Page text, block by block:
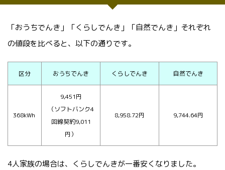
「おうちでんき」「くらしでんき」「自然でんき」それぞれ
の値段を比べると、以下の通りです。
区分 おうちでんき くらしでんき 自然でんき
368kWh
9,451円
（ソフトバンク4
回線契約9,011
円）
8,958.72円 9,744.64円
4人家族の場合は、くらしでんきが一番安くなりました。